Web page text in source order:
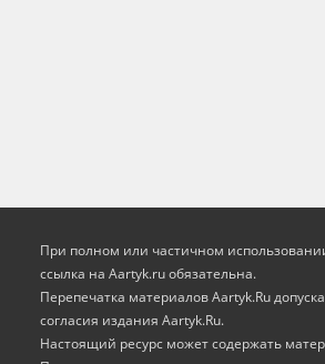
При полном или частичном
ссылка на Aartyk.ru oбязательна.
Перепечатка материалов Aartyk.Ru
согласия издания Aartyk.Ru.
Настоящий ресурс может содержать